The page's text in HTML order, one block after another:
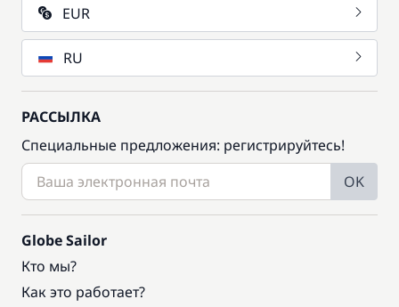
EUR
RU
РАССЫЛКА
Специальные предложения: регистрируйтесь!
OK
Globe Sailor
Кто мы?
Как это работает?